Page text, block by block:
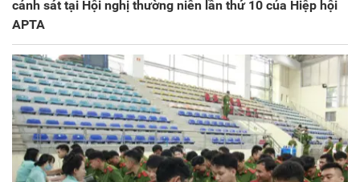
cảnh sát tại Hội nghị thường niên lần thứ 10 của Hiệp hội
APTA